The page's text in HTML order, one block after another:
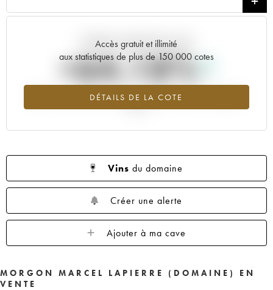
Accès gratuit et illimité
aux statistiques de plus de 150 000 cotes
DÉTAILS DE LA COTE
Tendance actuelle de la cote
+64.18%
Tendance à la hausse du millésime 2022 en 2026 par rapport à
Vins du domaine
Créer une alerte
Ajouter à ma cave
MORGON MARCEL LAPIERRE (DOMAINE) EN
VENTE